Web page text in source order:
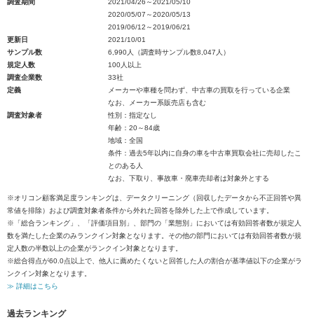
調査期間
2021/04/26～2021/05/10
2020/05/07～2020/05/13
2019/06/12～2019/06/21
更新日
2021/10/01
サンプル数
6,990人（調査時サンプル数8,047人）
規定人数
100人以上
調査企業数
33社
定義
メーカーや車種を問わず、中古車の買取を行っている企業
なお、メーカー系販売店も含む
調査対象者
性別：指定なし
年齢：20～84歳
地域：全国
条件：過去5年以内に自身の車を中古車買取会社に売却したこ
とのある人
なお、下取り、事故車・廃車売却者は対象外とする
※オリコン顧客満足度ランキングは、データクリーニング（回収したデータから不正回答や異
常値を排除）および調査対象者条件から外れた回答を除外した上で作成しています。
※「総合ランキング」、「評価項目別」、部門の「業態別」においては有効回答者数が規定人
数を満たした企業のみランクイン対象となります。その他の部門においては有効回答者数が規
定人数の半数以上の企業がランクイン対象となります。
※総合得点が60.0点以上で、他人に薦めたくないと回答した人の割合が基準値以下の企業がラ
ンクイン対象となります。
≫ 詳細はこちら
過去ランキング